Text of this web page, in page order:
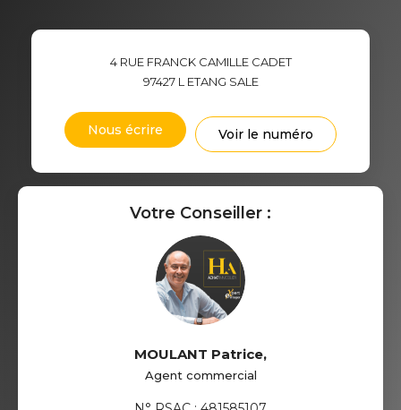
4 RUE FRANCK CAMILLE CADET
97427 L ETANG SALE
Nous écrire Voir le numéro
Votre Conseiller :
MOULANT Patrice,
Agent commercial